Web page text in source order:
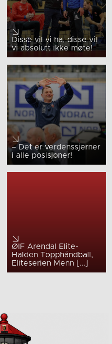
Disse vil vi ha, disse vil
vi absolutt ikke møte!
– Det er verdenssjerner
i alle posisjoner!
ØIF Arendal Elite-
Halden Topphåndball,
Eliteserien Menn [...]